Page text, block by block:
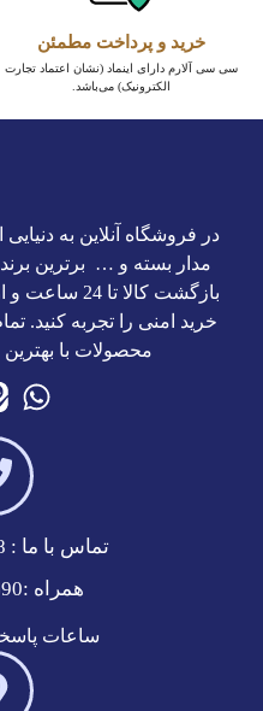
خرید و پرداخت مطمئن
سی سی آلارم دارای اینماد (نشان اعتماد تجارت
الکترونیک) می‌باشد.
در فروشگاه آنلاین به
مدار بسته و … برترین
بازگشت کالا
خرید امنی را تجربه کنید.
محصولات با
تماس با ما : 22064858-021
همراه :09123858690
ساعات